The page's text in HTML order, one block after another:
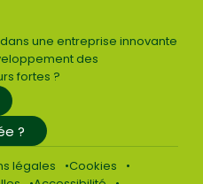
une entreprise innovante
des
fortes ?
?
légales
Cookies